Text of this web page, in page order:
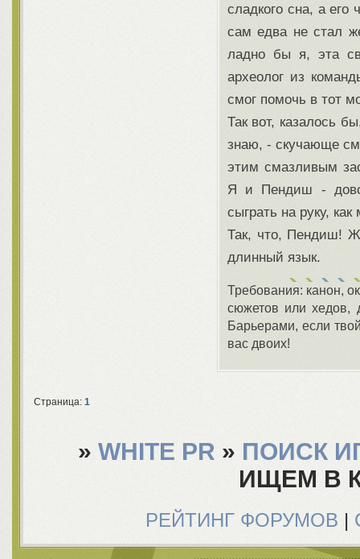
сладкого сна, а его
сам едва не стал
ладно бы я, эта
археолог из
смог помочь в тот
Так вот, казалось
знаю, - скучающе
этим смазливым
Я и Пендиш -
сыграть на руку,
Так, что, Пендиш!
длинный язык.
Требования: канон,
сюжетов или хедов,
Барьерами, если
вас двоих!
Страница:1
» WHITE PR » ПОИСК
ИЩЕМ В
РЕЙТИНГ ФОРУМОВ |